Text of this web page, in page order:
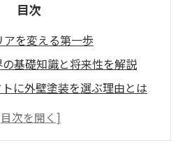
目次
を変える第一歩
基礎知識と将来性を解説
に外壁塗装を選ぶ理由とは
う新しい働き方と収入像